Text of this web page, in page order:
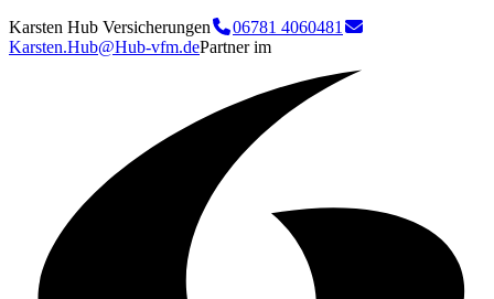
Karsten Hub Versicherungen
06781 4060481
Karsten.Hub@Hub-vfm.dePartner im